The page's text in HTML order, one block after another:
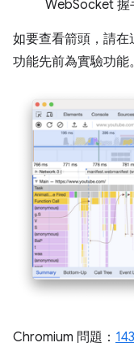
WebSocket 握
如要查看箭頭，請
功能先前為實驗功能。
Chromium 問題：